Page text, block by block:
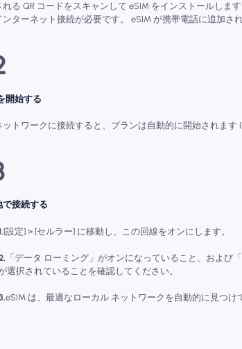
れる QR コードをスキャンして eSIM をインストールしま
ンターネット接続が必要です。 eSIM が携帯電話に追加され
開始する
ットワークに接続すると、プランは自動的に開始されます (
で接続する
[設定] > [セルラー] に移動し、この回線をオンにします。
「データ ローミング」がオンになっていること、および
選択されていることを確認してください。
eSIM は、最適なローカル ネットワークを自動的に見つけ